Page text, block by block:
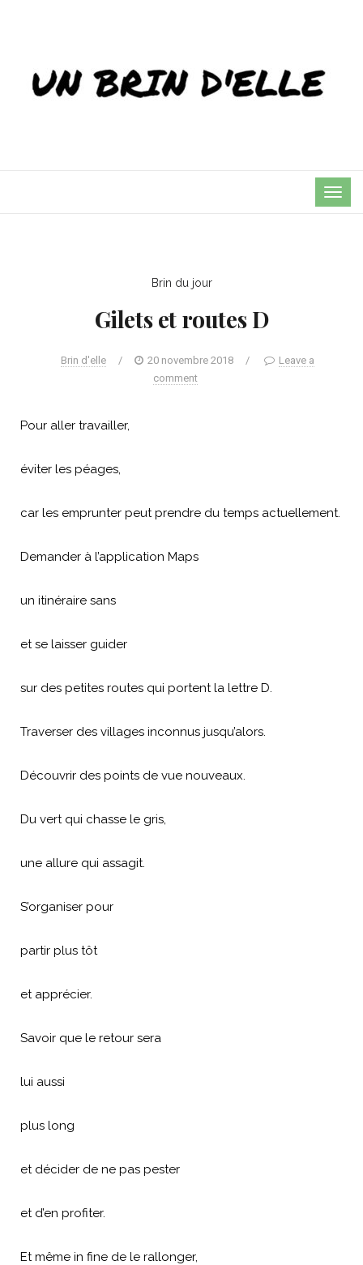
Brin du jour
Gilets et routes D
Brin d'elle / 20 novembre 2018 /
Leave a
comment
Pour aller travailler,
éviter les péages,
car les emprunter peut prendre du temps actuellement.
Demander à l’application Maps
un itinéraire sans
et se laisser guider
sur des petites routes qui portent la lettre D.
Traverser des villages inconnus jusqu’alors.
Découvrir des points de vue nouveaux.
Du vert qui chasse le gris,
une allure qui assagit.
S’organiser pour
partir plus tôt
et apprécier.
Savoir que le retour sera
lui aussi
plus long
et décider de ne pas pester
et d’en profiter.
Et même in fine de le rallonger,